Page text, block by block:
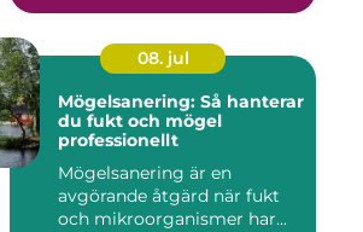
08. jul
Mögelsanering: Så hanterar
du fukt och mögel
professionellt
Mögelsanering är en
avgörande åtgärd när fukt
och mikroorganismer har...